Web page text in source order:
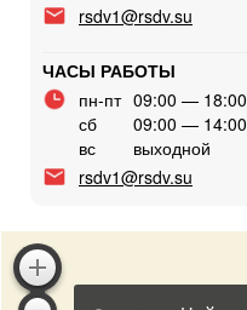
rsdv1@rsdv.su
ЧАСЫ РАБОТЫ
пн-пт 09:00 — 18:00
сб
09:00 — 14:00
вс
выходной
rsdv1@rsdv.su